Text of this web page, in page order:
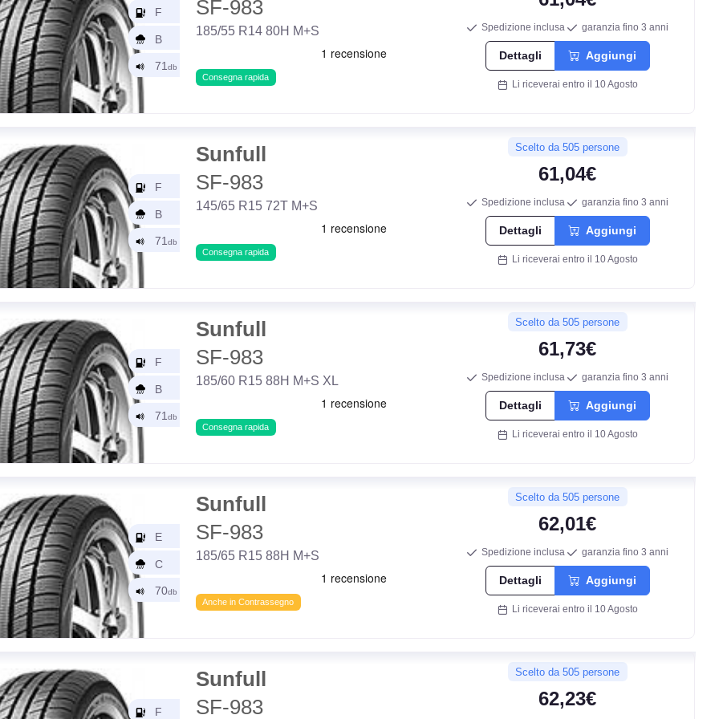
C
71 db
71db
F
71db
SF-983
185/55 R14 80H M+S
Consegna rapida
Spedizione inclusa garanzia fino 3 anni
Dettagli Aggiungi
Li riceverai entro il 10 Agosto
Sunfull
SF-983
145/65 R15 72T M+S
Consegna rapida
Scelto da 505 persone
61,04€
Spedizione inclusa garanzia fino 3 anni
Dettagli Aggiungi
Li riceverai entro il 10 Agosto
Sunfull
SF-983
185/60 R15 88H M+S XL
Consegna rapida
Scelto da 505 persone
61,73€
Spedizione inclusa garanzia fino 3 anni
Dettagli Aggiungi
Li riceverai entro il 10 Agosto
Sunfull
SF-983
185/65 R15 88H M+S
Anche in Contrassegno
Scelto da 505 persone
62,01€
Spedizione inclusa garanzia fino 3 anni
Dettagli Aggiungi
Li riceverai entro il 10 Agosto
Sunfull
SF-983
Scelto da 505 persone
62,23€